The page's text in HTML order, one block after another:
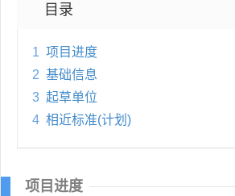
目录
1 项目进度
2 基础信息
3 起草单位
4 相近标准(计划)
项目进度